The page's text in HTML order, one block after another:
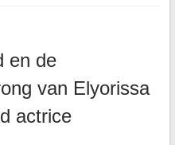
en de
van Elyorissa
actrice